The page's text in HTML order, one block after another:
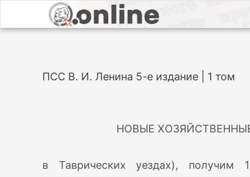
ПСС В. И. Ленина 5-е издание | 1 том
НОВЫЕ
в Таврических уездах), получим